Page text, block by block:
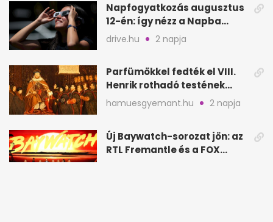
Napfogyatkozás augusztus
12-én: így nézz a Napba
biztonságosan
drive.hu 2 napja
Parfümökkel fedték el VIII.
Henrik rothadó testének
szagát
hamuesgyemant.hu 2 napja
Új Baywatch-sorozat jön: az
RTL Fremantle és a FOX